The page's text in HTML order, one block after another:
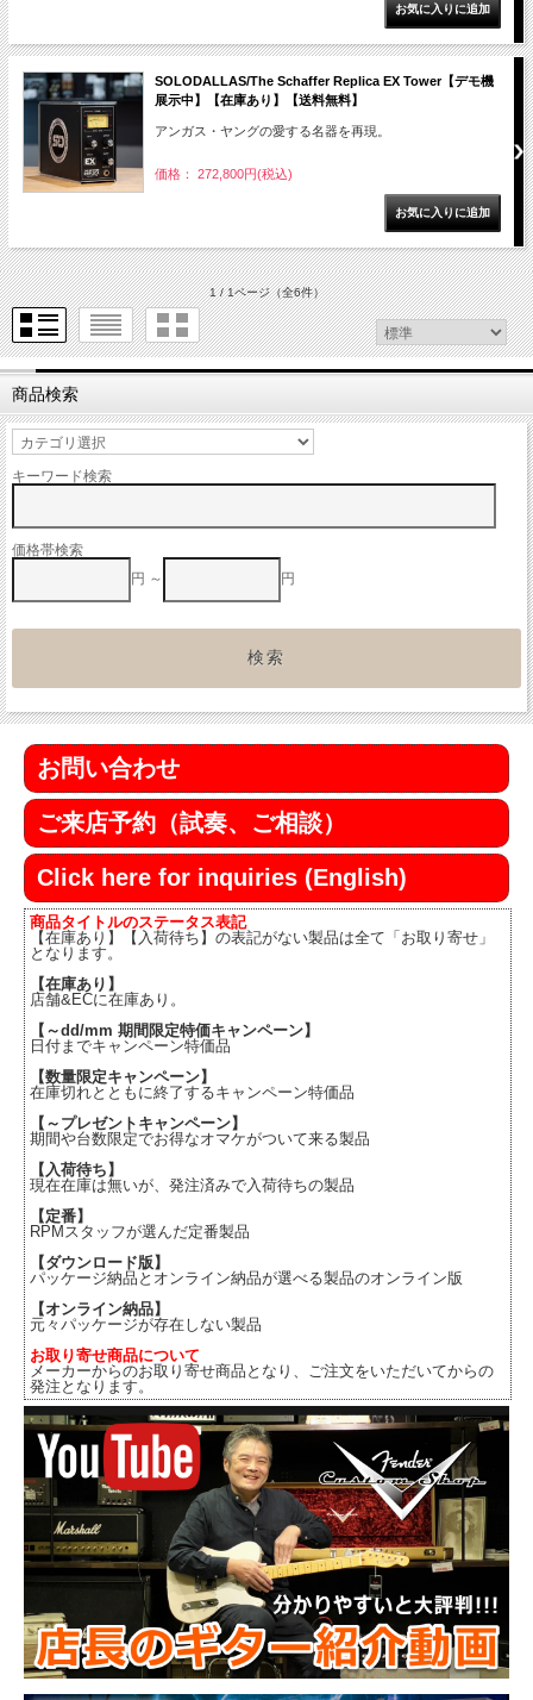
SOLODALLAS/The Schaffer Replica EX Tower【デモ機
展示中】【在庫あり】【送料無料】
アンガス・ヤングの愛する名器を再現。
価格： 272,800円(税込)
1 / 1ページ（全6件）
商品検索
キーワード検索
価格帯検索
円 ～
円
お問い合わせ
ご来店予約（試奏、ご相談）
Click here for inquiries (English)
商品タイトルのステータス表記
【在庫あり】【入荷待ち】の表記がない製品は全て「お取り寄せ」
となります。
【在庫あり】
店舗&ECに在庫あり。
【～dd/mm 期間限定特価キャンペーン】
日付までキャンペーン特価品
【数量限定キャンペーン】
在庫切れとともに終了するキャンペーン特価品
【～プレゼントキャンペーン】
期間や台数限定でお得なオマケがついて来る製品
【入荷待ち】
現在在庫は無いが、発注済みで入荷待ちの製品
【定番】
RPMスタッフが選んだ定番製品
【ダウンロード版】
パッケージ納品とオンライン納品が選べる製品のオンライン版
【オンライン納品】
元々パッケージが存在しない製品
お取り寄せ商品について
メーカーからのお取り寄せ商品となり、ご注文をいただいてからの
発注となります。